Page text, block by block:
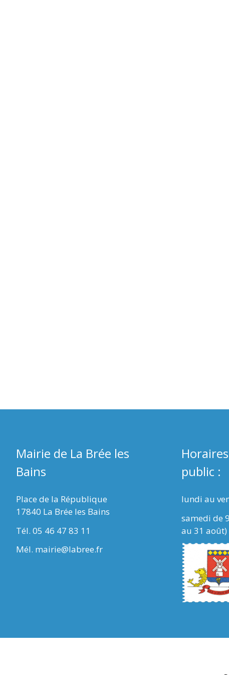
Mairie de La Brée les
Bains
Place de la République
17840 La Brée les Bains
Tél. 05 46 47 83 11
Mél. mairie@labree.fr
public :
lundi au
samedi de
au 31 août)